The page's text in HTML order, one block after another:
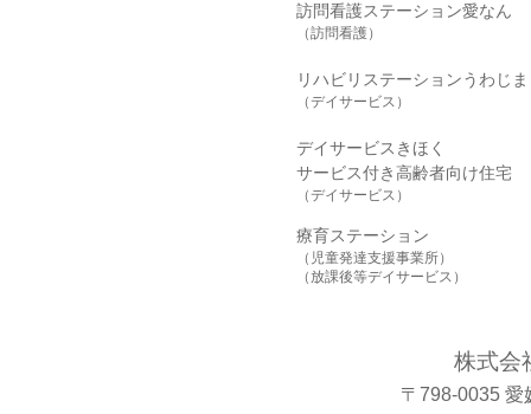
が識別でき
入力いただ
対する返信
また、以下
第三者に個
りません。
地方公共
訪問看護ステーション愛なん
（訪問看護）
リハビリステーションうわじま
（デイサービス）
デイサービスきほく
サービス付き高齢者向け住宅
（デイサービス）
療育ステーション
（児童発達支援事業所）
（放課後等デイサービス）
株式会
〒798-0035 愛